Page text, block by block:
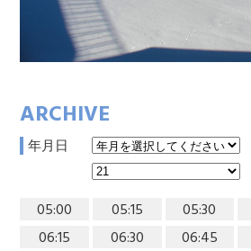
ARCHIVE
年月日
05:00 05:15 05:30
06:15
06:30 06:45